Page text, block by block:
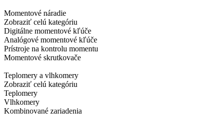
Momentové náradie
Zobraziť celú kategóriu
Digitálne momentové kľúče
Analógové momentové kľúče
Prístroje na kontrolu momentu
Momentové skrutkovače
Teplomery a vlhkomery
Zobraziť celú kategóriu
Teplomery
Vlhkomery
Kombinované zariadenia